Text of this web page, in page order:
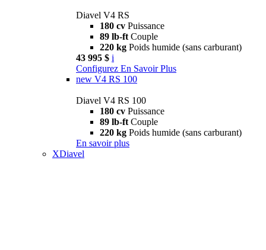
Diavel V4 RS
180 cv Puissance
89 lb-ft Couple
220 kg Poids humide (sans carburant)
43 995 $ i
Configurez En Savoir Plus
new V4 RS 100
Diavel V4 RS 100
180 cv Puissance
89 lb-ft Couple
220 kg Poids humide (sans carburant)
En savoir plus
XDiavel